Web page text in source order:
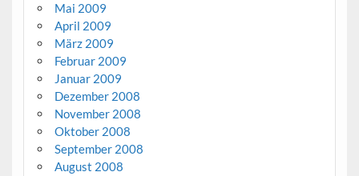
Mai 2009
April 2009
März 2009
Februar 2009
Januar 2009
Dezember 2008
November 2008
Oktober 2008
September 2008
August 2008